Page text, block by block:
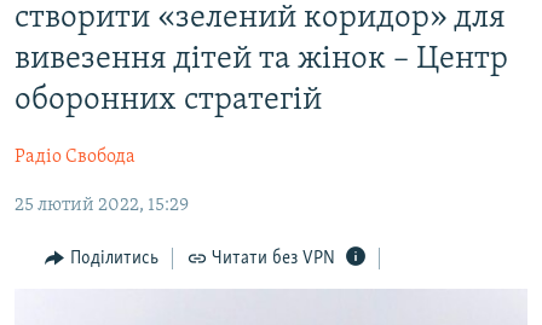
матеріалу
Перейти
до
основної
Перейти
до
ВІДЕО ТА ФОТО
ПОЛІТИКА
ПОГЛЯД
ІНТЕРВ'Ю
ВСЕ ЗА ДЕНЬ
створити «зелений коридор» для
вивезення дітей та жінок – Центр
оборонних стратегій
Радіо Свобода
25 лютий 2022, 15:29
Поділитись Читати без VPN